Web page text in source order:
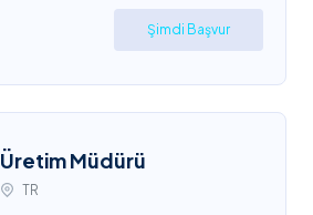
Şimdi Başvur
Üretim Müdürü
TR